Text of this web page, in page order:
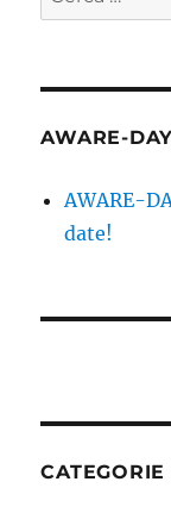
AWARE-
AWARE-
date!
CATEGORIE